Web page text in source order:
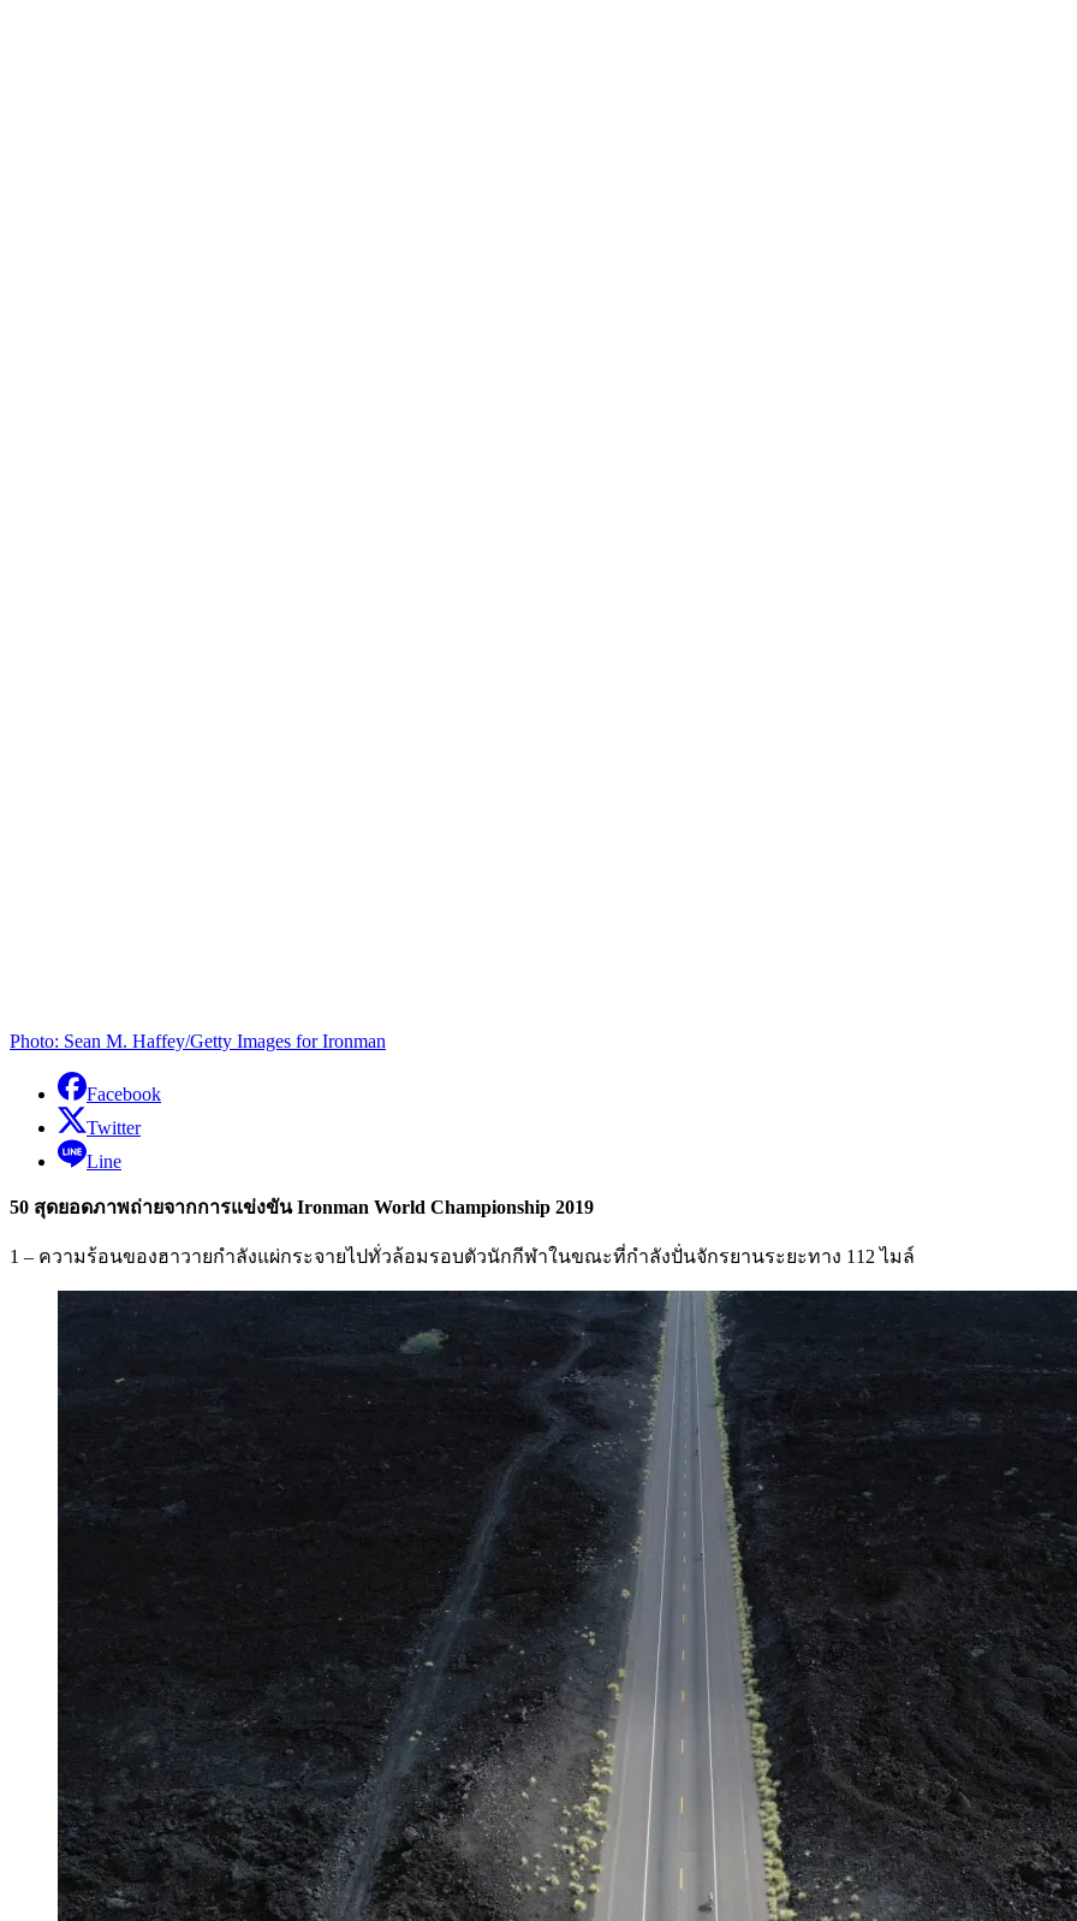
Photo: Sean M. Haffey/Getty Images for Ironman
Facebook
Twitter
Line
50 สุดยอดภาพถ่ายจากการแข่งขัน Ironman World Championship 2019
1 – ความร้อนของฮาวายกำลังแผ่กระจายไปทั่วล้อมรอบตัวนักกีฬาในขณะที่กำลังปั่นจักรยานระยะทาง 112 ไมล์